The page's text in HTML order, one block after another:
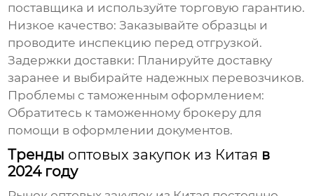
поставщика и используйте торговую гарантию.
Низкое качество: Заказывайте образцы и
проводите инспекцию перед отгрузкой.
Задержки доставки: Планируйте доставку
заранее и выбирайте надежных перевозчиков.
Проблемы с таможенным оформлением:
Обратитесь к таможенному брокеру для
помощи в оформлении документов.
Тренды оптовых закупок из Китая в
2024 году